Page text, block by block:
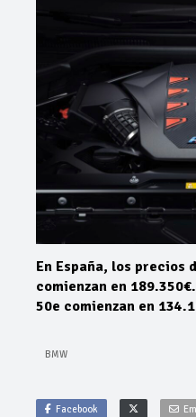
En España, los precios
comienzan en
50e comienzan en
BMW
Facebook